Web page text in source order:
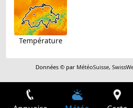
Température
Données © par MétéoSuisse,